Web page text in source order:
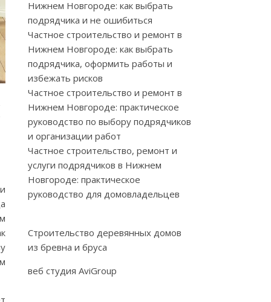
Нижнем Новгороде: как выбрать
подрядчика и не ошибиться
Частное строительство и ремонт в
Нижнем Новгороде: как выбрать
подрядчика, оформить работы и
избежать рисков
Частное строительство и ремонт в
Нижнем Новгороде: практическое
руководство по выбору подрядчиков
и организации работ
Частное строительство, ремонт и
услуги подрядчиков в Нижнем
Новгороде: практическое
руководство для домовладельцев
Строительство деревянных домов
из бревна и бруса
веб студия AviGroup